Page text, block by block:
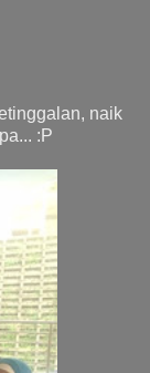
naik
:P